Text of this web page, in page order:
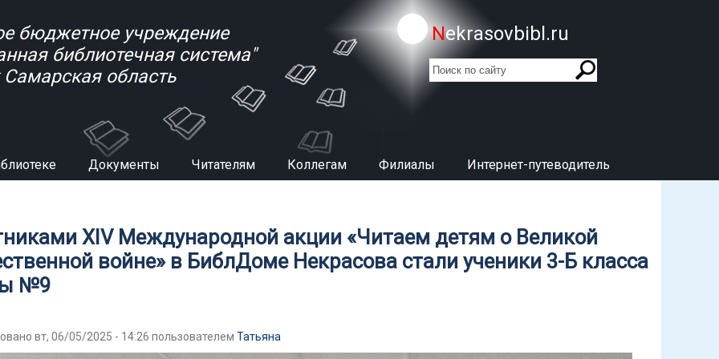
бюджетное учреждение
библиотечная система"
Самарская область
Nekrasovbibl.ru
Форма поиска
поиск
Документы Читателям Коллегам Филиалы Интернет-путеводитель
XIV Международной акции «Читаем детям о Великой
войне» в БиблДоме Некрасова стали ученики 3-Б класса
№9
вт, 06/05/2025 - 14:26 пользователем Татьяна